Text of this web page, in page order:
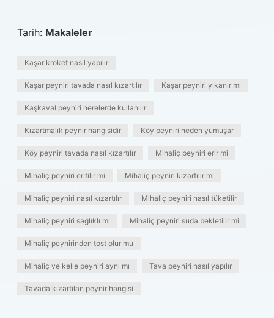
Tarih: Makaleler
Kaşar kroket nasıl yapılır
Kaşar peyniri tavada nasıl kızartılır Kaşar peyniri yıkanır mı
Kaşkaval peyniri nerelerde kullanılır
Kızartmalık peynir hangisidir Köy peyniri neden yumuşar
Köy peyniri tavada nasıl kızartılır Mihaliç peyniri erir mi
Mihaliç peyniri eritilir mi Mihaliç peyniri kızartılır mı
Mihaliç peyniri nasıl kızartılır Mihaliç peyniri nasıl tüketilir
Mihaliç peyniri sağlıklı mı Mihaliç peyniri suda bekletilir mi
Mihaliç peynirinden tost olur mu
Mihaliç ve kelle peyniri aynı mı Tava peyniri nasıl yapılır
Tavada kızartılan peynir hangisi